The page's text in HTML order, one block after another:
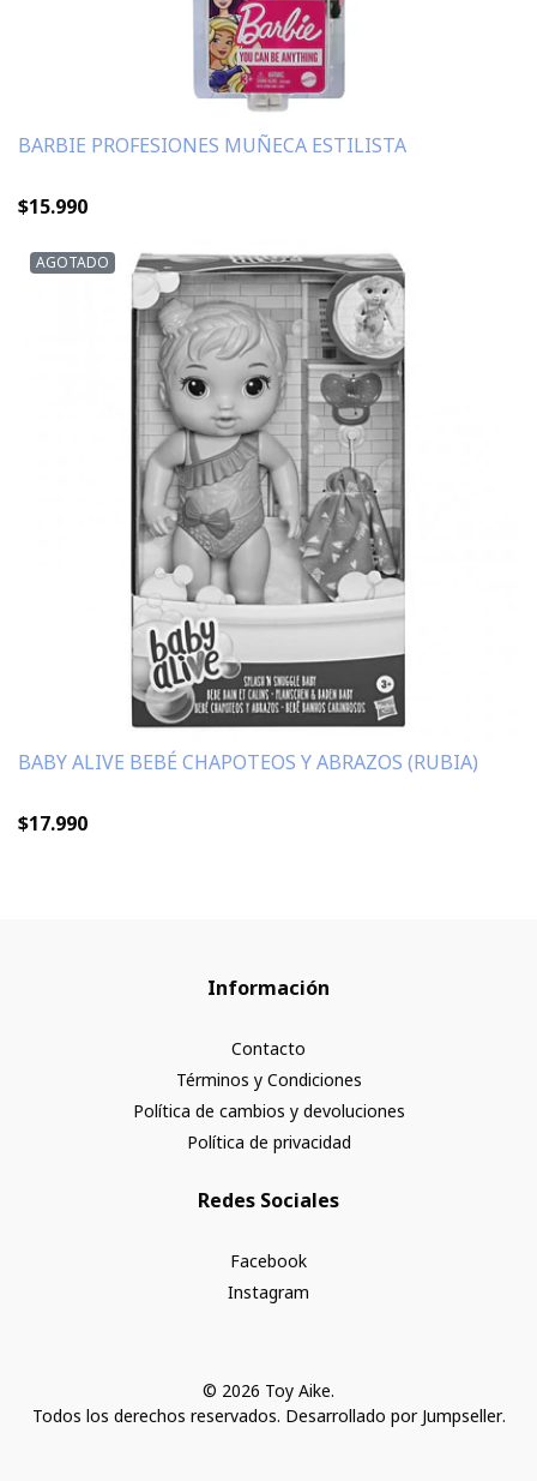
BARBIE PROFESIONES MUÑECA ESTILISTA
$15.990
AGOTADO
BABY ALIVE BEBÉ CHAPOTEOS Y ABRAZOS (RUBIA)
$17.990
Información
Contacto
Términos y Condiciones
Política de cambios y devoluciones
Política de privacidad
Redes Sociales
Facebook
Instagram
© 2026 Toy Aike.
Todos los derechos reservados. Desarrollado por Jumpseller.